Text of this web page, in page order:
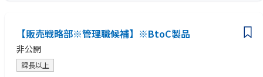
• Be Partner with sales & marketing teams around the world to define an
d ensure excellent execution of new product launch plans according to
marketing excellence standards.
・新規ブランド・サービス立ち上げのご経験
【販売戦略部※管理職候補】※BtoC製品
非公開
課長以上